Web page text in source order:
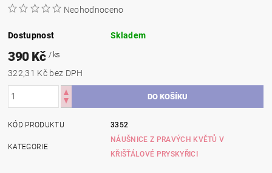
Neohodnoceno
Dostupnost Skladem
390 Kč / ks
322,31 Kč bez DPH
KÓD PRODUKTU 3352
KATEGORIE
NÁUŠNICE Z PRAVÝCH KVĚTŮ V
KŘIŠŤÁLOVÉ PRYSKYŘICI